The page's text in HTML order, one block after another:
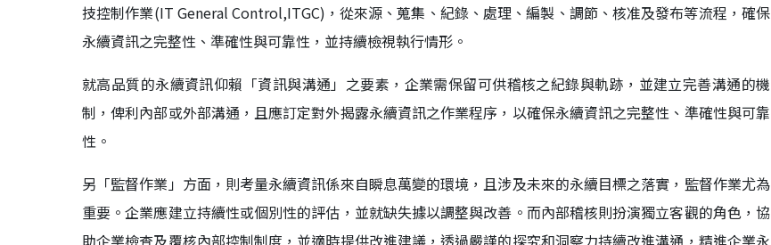
技控制作業(IT General Control,ITGC)，從來源、蒐集、紀錄、處理、編製、調節、核准及發布等流程，確保
永續資訊之完整性、準確性與可靠性，並持續檢視執行情形。
就高品質的永續資訊仰賴「資訊與溝通」之要素，企業需保留可供稽核之紀錄與軌跡，並建立完善溝通的機
制，俾利內部或外部溝通，且應訂定對外揭露永續資訊之作業程序，以確保永續資訊之完整性、準確性與可靠
性。
另「監督作業」方面，則考量永續資訊係來自瞬息萬變的環境，且涉及未來的永續目標之落實，監督作業尤為
重要。企業應建立持續性或個別性的評估，並就缺失據以調整與改善。而內部稽核則扮演獨立客觀的角色，協
助企業檢查及覆核內部控制制度，並適時提供改進建議，透過嚴謹的探究和洞察力持續改進溝通，精進企業永